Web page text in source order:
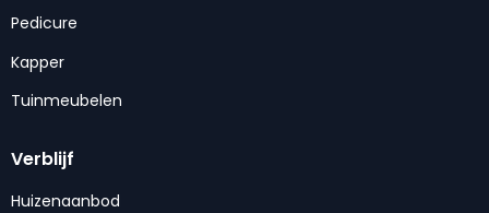
Pedicure
Kapper
Tuinmeubelen
Verblijf
Huizenaanbod